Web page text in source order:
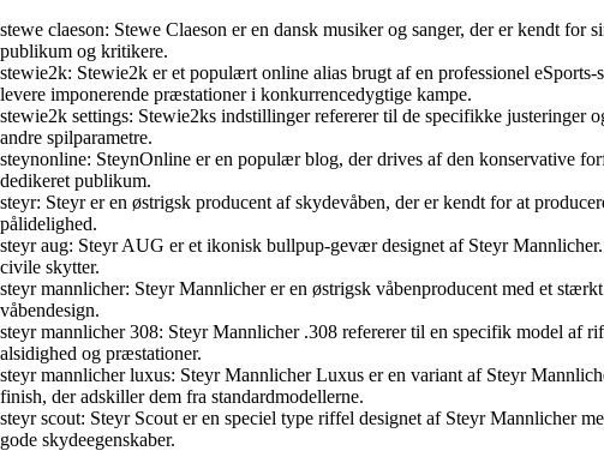
stewe claeson: Stewe Claeson er en dansk musiker og sanger, der er kendt
publikum og kritikere.
stewie2k: Stewie2k er et populært online alias brugt af en professionel
levere imponerende præstationer i konkurrencedygtige kampe.
stewie2k settings: Stewie2ks indstillinger refererer til de specifikke justeringer
andre spilparametre.
steynonline: SteynOnline er en populær blog, der drives af den konservative
dedikeret publikum.
steyr: Steyr er en østrigsk producent af skydevåben, der er kendt for at
pålidelighed.
steyr aug: Steyr AUG er et ikonisk bullpup-gevær designet af Steyr
civile skytter.
steyr mannlicher: Steyr Mannlicher er en østrigsk våbenproducent med et
våbendesign.
steyr mannlicher 308: Steyr Mannlicher .308 refererer til en specifik model af
alsidighed og præstationer.
steyr mannlicher luxus: Steyr Mannlicher Luxus er en variant af Steyr
finish, der adskiller dem fra standardmodellerne.
steyr scout: Steyr Scout er en speciel type riffel designet af Steyr Mannlicher
gode skydeegenskaber.